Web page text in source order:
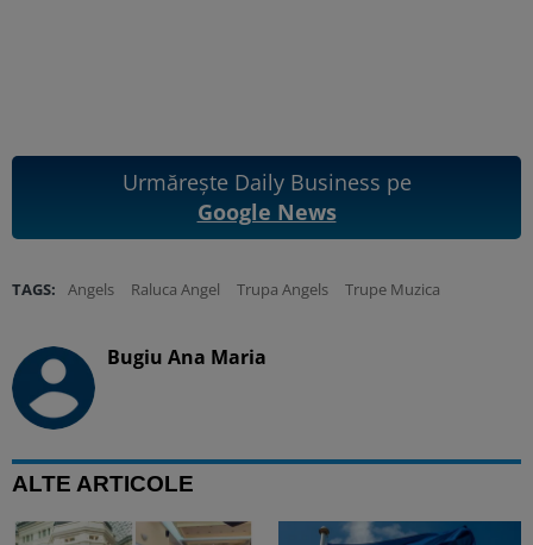
Urmărește Daily Business pe
Google News
TAGS: Angels Raluca Angel Trupa Angels Trupe Muzica
Bugiu ⁠Ana Maria
ALTE ARTICOLE